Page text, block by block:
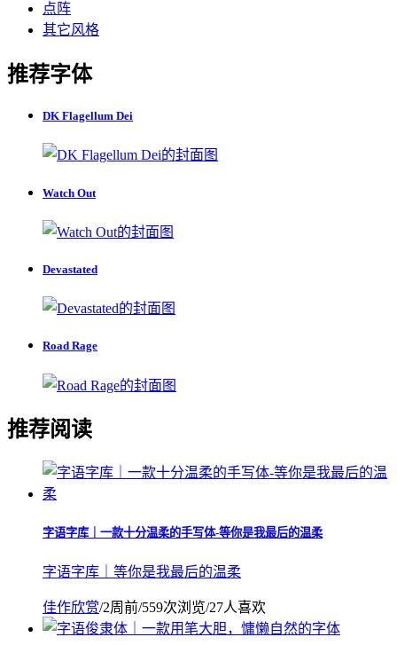
点阵
其它风格
推荐字体
DK Flagellum Dei
Watch Out
Devastated
Road Rage
推荐阅读
字语字库｜一款十分温柔的手写体-等你是我最后的温柔
字语字库｜等你是我最后的温柔
佳作欣赏/2周前/559次浏览/27人喜欢